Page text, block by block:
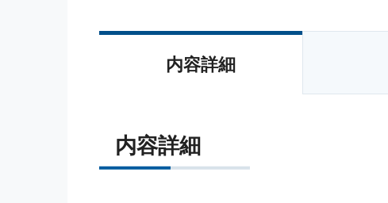
内容詳細
内容詳細